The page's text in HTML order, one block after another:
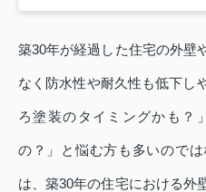
築30年が経過した住宅の外壁
なく防水性や耐久性も低下し
ろ塗装のタイミングかも？
の？」と悩む方も多いので
は、築30年の住宅における外